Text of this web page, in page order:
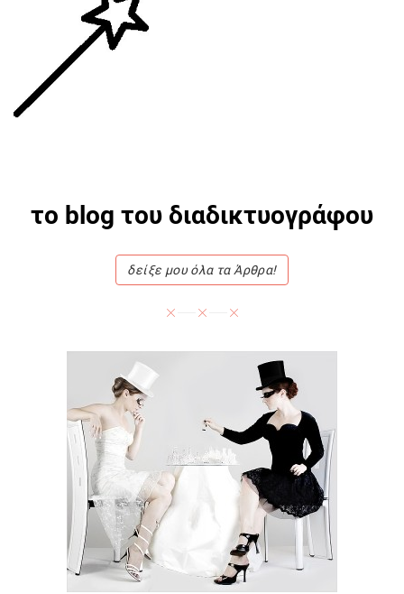
το blog του διαδικτυογράφου
δείξε μου όλα τα Άρθρα!